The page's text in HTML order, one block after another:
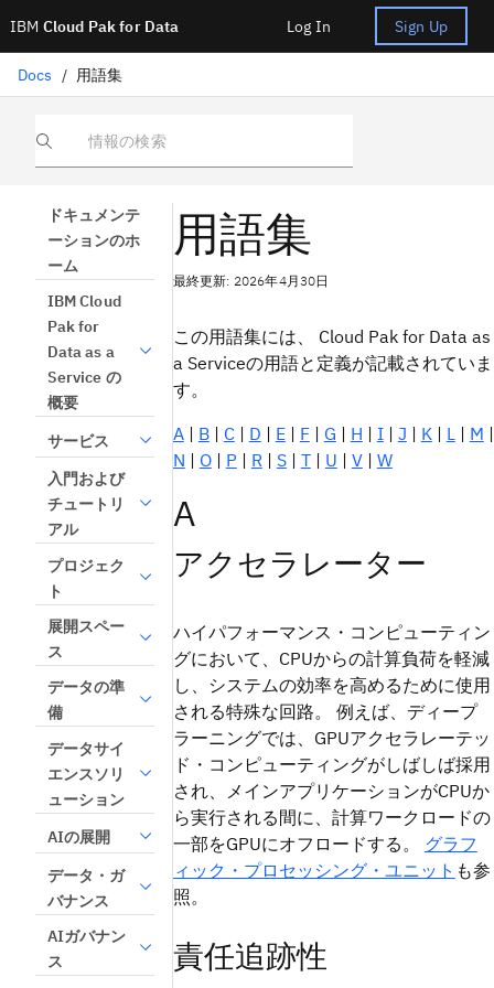
IBM Cloud Pak for Data Log In Sign Up
Docs / 用語集
情報の検索
ドキュメンテ
ーションのホ
ーム
IBM Cloud
Pak for
Data as a
Service の
概要
サービス
入門および
チュートリ
アル
プロジェク
ト
展開スペー
ス
データの準
備
データサイ
エンスソリ
ューション
AIの展開
データ・ガ
バナンス
AIガバナン
ス
用語集
最終更新: 2026年4月30日
この用語集には、 Cloud Pak for Data as
a Serviceの用語と定義が記載されていま
す。
A| B| C| D | E| F| G | H | I| J | K| L| M |
N | O| P | R| S| T| U | V| W
A
アクセラレーター
ハイパフォーマンス・コンピューティン
グにおいて、CPUからの計算負荷を軽減
し、システムの効率を高めるために使用
される特殊な回路。 例えば、ディープ
ラーニングでは、GPUアクセラレーテッ
ド・コンピューティングがしばしば採用
され、メインアプリケーションがCPUか
ら実行される間に、計算ワークロードの
一部をGPUにオフロードする。 グラフ
ィック・プロセッシング・ユニット も参
照。
責任追跡性